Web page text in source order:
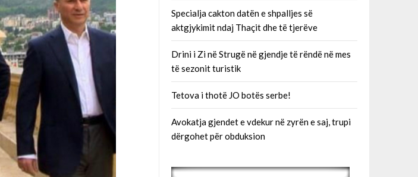
Specialja cakton datën e shpalljes së
aktgjykimit ndaj Thaçit dhe të tjerëve
Drini i Zi në Strugë në gjendje të rëndë në mes
të sezonit turistik
Tetova i thotë JO botës serbe!
Avokatja gjendet e vdekur në zyrën e saj, trupi
dërgohet për obduksion